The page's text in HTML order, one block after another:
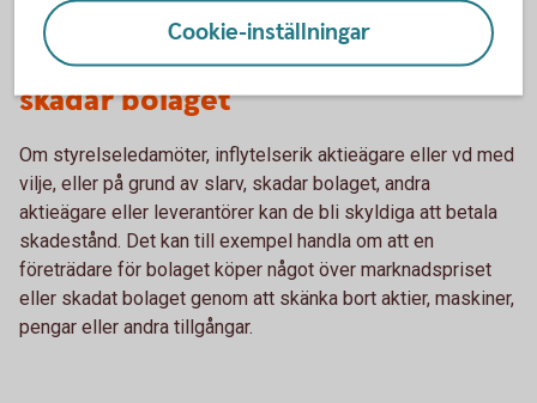
Ledningen har fattat beslut som
skadar bolaget
Om styrelseledamöter, inflytelserik aktieägare eller vd med
vilje, eller på grund av slarv, skadar bolaget, andra
aktieägare eller leverantörer kan de bli skyldiga att betala
skadestånd. Det kan till exempel handla om att en
företrädare för bolaget köper något över marknadspriset
eller skadat bolaget genom att skänka bort aktier, maskiner,
pengar eller andra tillgångar.
Cookie-inställningar